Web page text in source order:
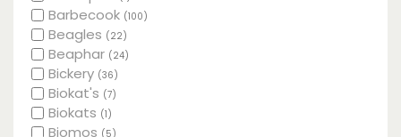
Barbecook (100)
Beagles (22)
Beaphar (24)
Bickery (36)
Biokat's (7)
Biokats (1)
Biomos (5)